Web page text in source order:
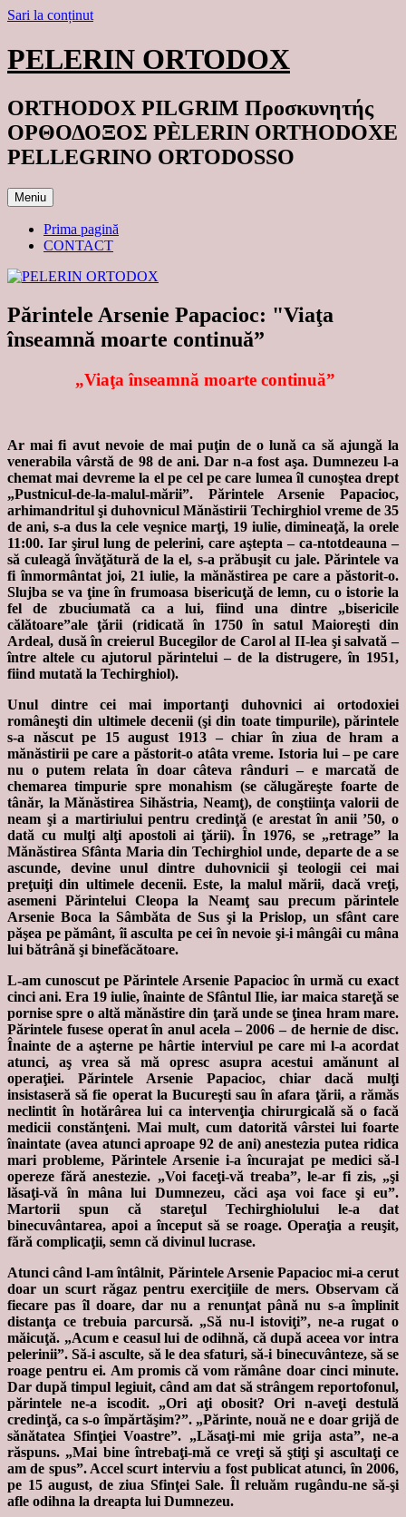
Sari la conținut
PELERIN ORTODOX
ORTHODOX PILGRIM Προσκυνητής
ΟΡΘΟΔΟΞΟΣ PÈLERIN ORTHODOXE
PELLEGRINO ORTODOSSO
Meniu
Prima pagină
CONTACT
Părintele Arsenie Papacioc: "Viaţa
înseamnă moarte continuă”
„Viaţa înseamnă moarte continuă”
Ar mai fi avut nevoie de mai puţin de o lună ca să ajungă la
venerabila vârstă de 98 de ani. Dar n-a fost aşa. Dumnezeu l-a
chemat mai devreme la el pe cel pe care lumea îl cunoştea drept
„Pustnicul-de-la-malul-mării”. Părintele Arsenie Papacioc,
arhimandritul şi duhovnicul Mănăstirii Techirghiol vreme de 35
de ani, s-a dus la cele veşnice marţi, 19 iulie, dimineaţă, la orele
11:00. Iar şirul lung de pelerini, care aştepta – ca-ntotdeauna –
să culeagă învăţătură de la el, s-a prăbuşit cu jale. Părintele va
fi înmormântat joi, 21 iulie, la mănăstirea pe care a păstorit-o.
Slujba se va ţine în frumoasa bisericuţă de lemn, cu o istorie la
fel de zbuciumată ca a lui, fiind una dintre „bisericile
călătoare”ale ţării (ridicată în 1750 în satul Maioreşti din
Ardeal, dusă în creierul Bucegilor de Carol al II-lea şi salvată –
între altele cu ajutorul părintelui – de la distrugere, în 1951,
fiind mutată la Techirghiol).
Unul dintre cei mai importanţi duhovnici ai ortodoxiei
româneşti din ultimele decenii (şi din toate timpurile), părintele
s-a născut pe 15 august 1913 – chiar în ziua de hram a
mănăstirii pe care a păstorit-o atâta vreme. Istoria lui – pe care
nu o putem relata în doar câteva rânduri – e marcată de
chemarea timpurie spre monahism (se călugăreşte foarte de
tânăr, la Mănăstirea Sihăstria, Neamţ), de conştiinţa valorii de
neam şi a martiriului pentru credinţă (e arestat în anii ’50, o
dată cu mulţi alţi apostoli ai ţării). În 1976, se „retrage” la
Mănăstirea Sfânta Maria din Techirghiol unde, departe de a se
ascunde, devine unul dintre duhovnicii şi teologii cei mai
preţuiţi din ultimele decenii. Este, la malul mării, dacă vreţi,
asemeni Părintelui Cleopa la Neamţ sau precum părintele
Arsenie Boca la Sâmbăta de Sus şi la Prislop, un sfânt care
păşea pe pământ, îi asculta pe cei în nevoie şi-i mângâi cu mâna
lui bătrână şi binefăcătoare.
L-am cunoscut pe Părintele Arsenie Papacioc în urmă cu exact
cinci ani. Era 19 iulie, înainte de Sfântul Ilie, iar maica stareţă se
pornise spre o altă mănăstire din ţară unde se ţinea hram mare.
Părintele fusese operat în anul acela – 2006 – de hernie de disc.
Înainte de a aşterne pe hârtie interviul pe care mi l-a acordat
atunci, aş vrea să mă opresc asupra acestui amănunt al
operaţiei. Părintele Arsenie Papacioc, chiar dacă mulţi
insistaseră să fie operat la Bucureşti sau în afara ţării, a rămăs
neclintit în hotărârea lui ca intervenţia chirurgicală să o facă
medicii constănţeni. Mai mult, cum datorită vârstei lui foarte
înaintate (avea atunci aproape 92 de ani) anestezia putea ridica
mari probleme, Părintele Arsenie i-a încurajat pe medici să-l
opereze fără anestezie. „Voi faceţi-vă treaba”, le-ar fi zis, „şi
lăsaţi-vă în mâna lui Dumnezeu, căci aşa voi face şi eu”.
Martorii spun că stareţul Techirghiolului le-a dat
binecuvântarea, apoi a început să se roage. Operaţia a reuşit,
fără complicaţii, semn că divinul lucrase.
Atunci când l-am întâlnit, Părintele Arsenie Papacioc mi-a cerut
doar un scurt răgaz pentru exerciţiile de mers. Observam că
fiecare pas îl doare, dar nu a renunţat până nu s-a împlinit
distanţa ce trebuia parcursă. „Să nu-l istoviţi”, ne-a rugat o
măicuţă. „Acum e ceasul lui de odihnă, că după aceea vor intra
pelerinii”. Să-i asculte, să le dea sfaturi, să-i binecuvânteze, să se
roage pentru ei. Am promis că vom rămâne doar cinci minute.
Dar după timpul legiuit, când am dat să strângem reportofonul,
părintele ne-a iscodit. „Ori aţi obosit? Ori n-aveţi destulă
credinţă, ca s-o împărtăşim?”. „Părinte, nouă ne e doar grijă de
sănătatea Sfinţiei Voastre”. „Lăsaţi-mi mie grija asta”, ne-a
răspuns. „Mai bine întrebaţi-mă ce vreţi să ştiţi şi ascultaţi ce
am de spus”. Accel scurt interviu a fost publicat atunci, în 2006,
pe 15 august, de ziua Sfinţei Sale. Îl reluăm rugându-ne să-şi
afle odihna la dreapta lui Dumnezeu.